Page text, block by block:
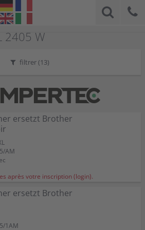
2405 W
filtrer (13)
ersetzt Brother
AM
après votre inscription (login).
ersetzt Brother
1AM